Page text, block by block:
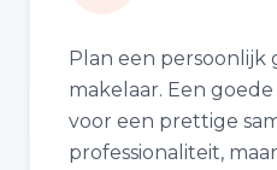
Plan een persoonlijk
makelaar. Een
voor een prettige
professionaliteit,